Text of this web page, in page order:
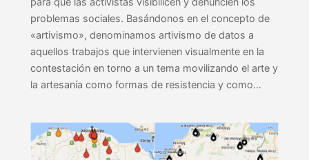
problemas sociales. Basándonos en el concepto de
«artivismo», denominamos artivismo de datos a
aquellos trabajos que intervienen visualmente en la
contestación en torno a un tema movilizando el arte y
la artesanía como formas de resistencia y como…